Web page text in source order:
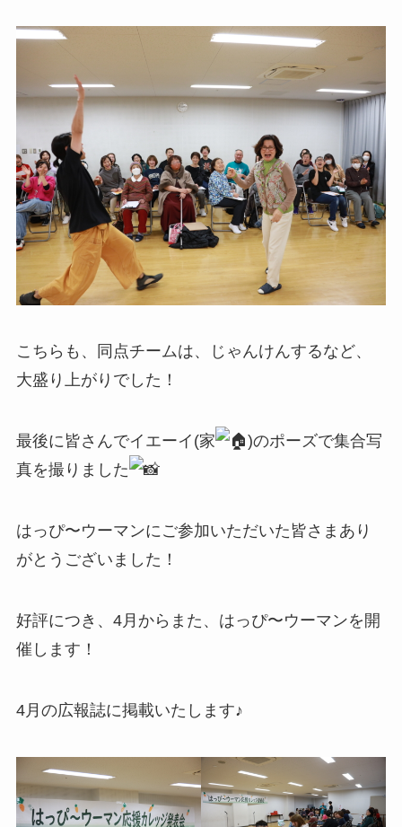
こちらも、同点チームは、じゃんけんするなど、
大盛り上がりでした！
最後に皆さんでイエーイ(家
)のポーズで集合写
真を撮りました
はっぴ〜ウーマンにご参加いただいた皆さまあり
がとうございました！
好評につき、4月からまた、はっぴ〜ウーマンを開
催します！
4月の広報誌に掲載いたします♪